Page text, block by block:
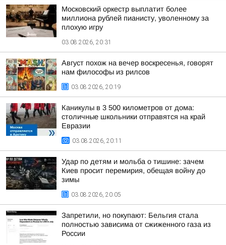
Московский оркестр выплатит более
миллиона рублей пианисту, уволенному за
плохую игру
03.08.2026, 20:31
Август похож на вечер воскресенья, говорят
нам философы из рилсов
03.08.2026, 20:19
Каникулы в 3 500 километров от дома:
столичные школьники отправятся на край
Евразии
03.08.2026, 20:11
Удар по детям и мольба о тишине: зачем
Киев просит перемирия, обещая войну до
зимы
03.08.2026, 20:05
Запретили, но покупают: Бельгия стала
полностью зависима от сжиженного газа из
России